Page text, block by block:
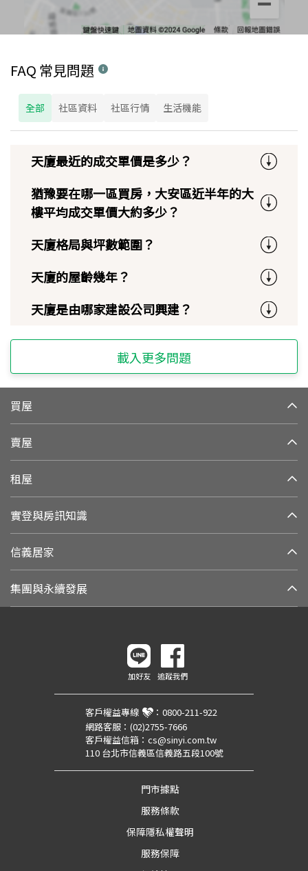
FAQ 常見問題
全部 社區資料 社區行情 生活機能
天廈最近的成交單價是多少？
猶豫要在哪一區買房，大安區近半年的大
樓平均成交單價大約多少？
天廈格局與坪數範圍？
天廈的屋齡幾年？
天廈是由哪家建設公司興建？
載入更多問題
買屋
賣屋
租屋
實登與房訊知識
信義居家
集團與永續發展
加好友 追蹤我們
客戶權益專線 ： 0800-211-922
網路客服： (02)2755-7666
客戶權益信箱： cs@sinyi.com.tw
110 台北市信義區信義路五段100號
門市據點
服務條款
保障隱私權聲明
服務保障